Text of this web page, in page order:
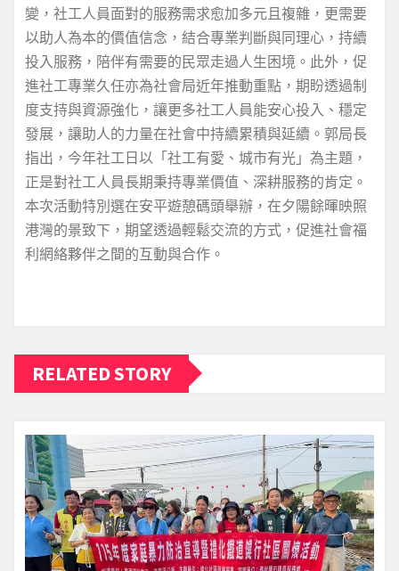
變，社工人員面對的服務需求愈加多元且複雜，更需要
以助人為本的價值信念，結合專業判斷與同理心，持續
投入服務，陪伴有需要的民眾走過人生困境。此外，促
進社工專業久任亦為社會局近年推動重點，期盼透過制
度支持與資源強化，讓更多社工人員能安心投入、穩定
發展，讓助人的力量在社會中持續累積與延續。郭局長
指出，今年社工日以「社工有愛、城市有光」為主題，
正是對社工人員長期秉持專業價值、深耕服務的肯定。
本次活動特別選在安平遊憩碼頭舉辦，在夕陽餘暉映照
港灣的景致下，期望透過輕鬆交流的方式，促進社會福
利網絡夥伴之間的互動與合作。
RELATED STORY